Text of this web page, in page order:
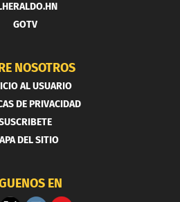
GOTV
NOSOTROS
AL USUARIO
DE PRIVACIDAD
DEL SITIO
EN